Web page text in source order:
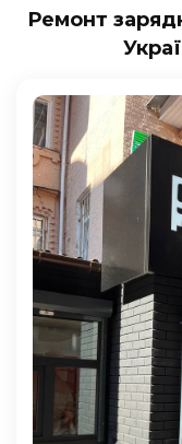
Ремонт